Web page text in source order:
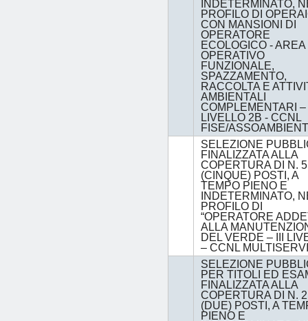
INDETERMINATO,
PROFILO DI
CON MANSIONI DI
OPERATORE
ECOLOGICO - AREA
OPERATIVO
FUNZIONALE,
SPAZZAMENTO,
RACCOLTA E
AMBIENTALI
COMPLEMENTARI –
LIVELLO 2B - CCNL
FISE/
SELEZIONE
FINALIZZATA ALLA
COPERTURA DI N. 5
(CINQUE) POSTI, A
TEMPO PIENO E
INDETERMINATO,
PROFILO DI
“OPERATORE
ALLA
DEL VERDE – III
– CCNL
SELEZIONE
PER TITOLI ED
FINALIZZATA ALLA
COPERTURA DI N. 2
(DUE) POSTI, A
PIENO E